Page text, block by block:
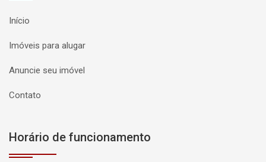
Início
Imóveis para alugar
Anuncie seu imóvel
Contato
Horário de funcionamento